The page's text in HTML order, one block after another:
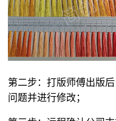
第二步：打版师傅出版
问题并进行修改；